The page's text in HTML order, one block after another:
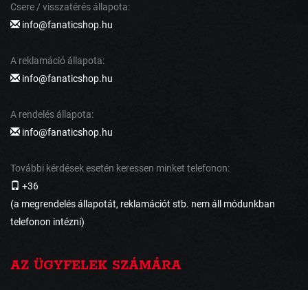
Csere / visszatérés állapota:
info@fanaticshop.hu
A reklamáció állapota:
info@fanaticshop.hu
A rendelés állapota:
info@fanaticshop.hu
További kérdések esetén keressen minket telefonon:
+36
(a megrendelés állapotát, reklamációt stb. nem áll módunkban
telefonon intézni)
AZ ÜGYFELEK SZÁMÁRA